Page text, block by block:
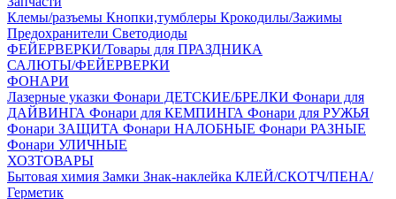
Клемы/разъемы Кнопки,тумблеры Крокодилы/Зажимы
Предохранители Светодиоды
ФЕЙЕРВЕРКИ/Товары для ПРАЗДНИКА
САЛЮТЫ/ФЕЙЕРВЕРКИ
ФОНАРИ
Лазерные указки Фонари ДЕТСКИЕ/БРЕЛКИ Фонари для
ДАЙВИНГА Фонари для КЕМПИНГА Фонари для РУЖЬЯ
Фонари ЗАЩИТА Фонари НАЛОБНЫЕ Фонари РАЗНЫЕ
Фонари УЛИЧНЫЕ
ХОЗТОВАРЫ
Бытовая химия Замки Знак-наклейка КЛЕЙ/СКОТЧ/ПЕНА/
Герметик